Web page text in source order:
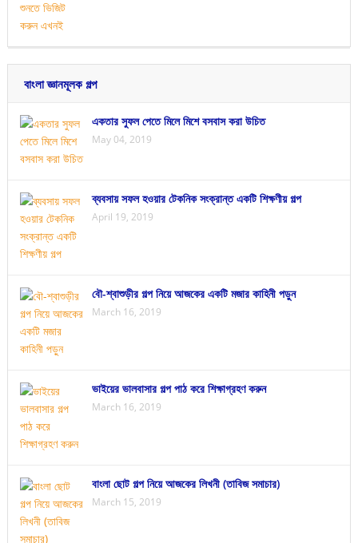
বাংলা জ্ঞানমূলক গল্প
একতার সুফল পেতে মিলে মিশে বসবাস করা উচিত
May 04, 2019
ব্যবসায় সফল হওয়ার টেকনিক সংক্রান্ত একটি শিক্ষণীয় গল্প
April 19, 2019
বৌ-শ্বাশুড়ীর গল্প নিয়ে আজকের একটি মজার কাহিনী পড়ুন
March 16, 2019
ভাইয়ের ভালবাসার গল্প পাঠ করে শিক্ষাগ্রহণ করুন
March 16, 2019
বাংলা ছোট গল্প নিয়ে আজকের লিখনী (তাবিজ সমাচার)
March 15, 2019